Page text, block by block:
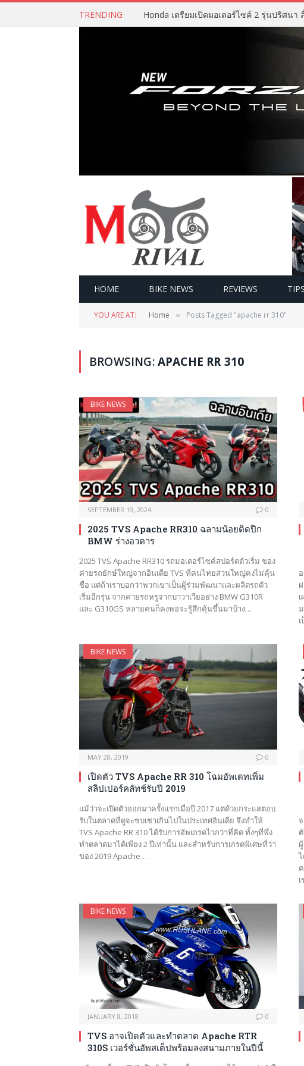
TRENDING Honda เตรียมเปิดมอเตอร์ไซค์ 2 รุ่นปริศนา
HOME BIKE NEWS REVIEWS
YOU ARE AT: Home » Posts Tagged "apache rr 310"
BROWSING:APACHE RR 310
BIKE NEWS
SEPTEMBER 19, 2024 0
2025 TVS Apache RR310 ฉลามน้อยติดปีก
BMW ร่างอวตาร
2025 TVS Apache RR310 รถมอเตอร์ไซค์สปอร์ตตัวเริ่ม ของ
ค่ายรถยักษ์ใหญ่จากอินเดีย TVS ที่คนไทยส่วนใหญ่คงไม่คุ้น
ชื่อ แต่ถ้าเราบอกว่าพวกเขาเป็นผู้ร่วมพัฒนาและผลิตรถตัว
เริ่มอีกรุ่น จากค่ายรถหรูจากบาวาเวียอย่าง BMW G310R
และ G310GS หลายคนก็คงพอจะรู้สึกคุ้นขึ้นมาบ้าง…
BIKE NEWS
MAY 28, 2019 0
เปิดตัว TVS Apache RR 310 โฉมอัพเดทเพิ่ม
สลิปเปอร์คลัทช์รับปี 2019
แม้ว่าจะเปิดตัวออกมาครั้งแรกเมื่อปี 2017 แต่ด้วยกระแสตอบ
รับในตลาดที่ดูจะซบเซาเกินไปในประเทศอินเดีย จึงทำให้
TVS Apache RR 310 ได้รับการอัพเกรดไวกว่าที่คิด ทั้งๆที่พึ่ง
ทำตลาดมาได้เพียง 2 ปีเท่านั้น และสำหรับการเกรดพิเศษที่ว่า
ของ 2019 Apache…
BIKE NEWS
JANUARY 8, 2018 0
TVS อาจเปิดตัวและทำตลาด Apache RTR
310S เวอร์ชั่นอัพสเต็ปพร้อมลงสนามภายในปีนี้